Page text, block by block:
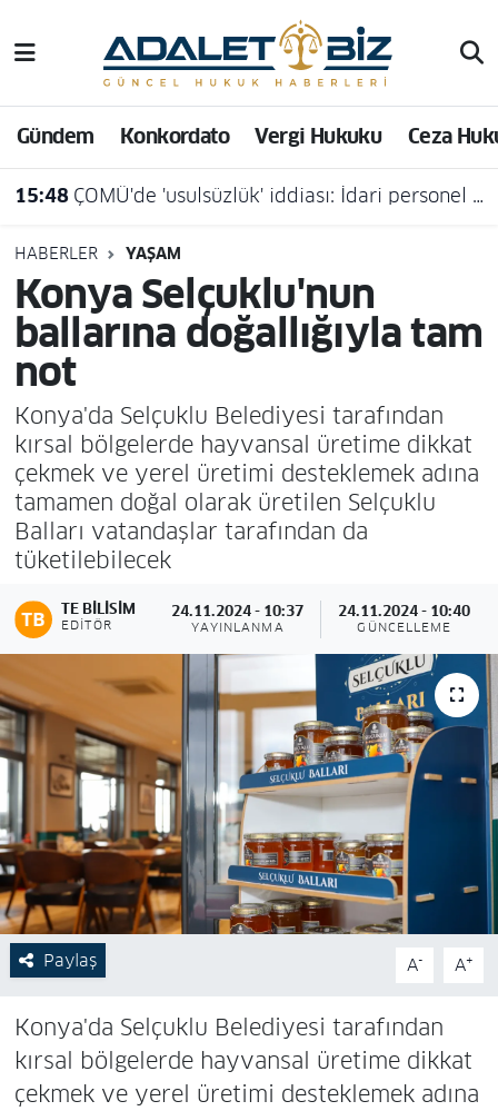
Gündem Konkordato Vergi Hukuku Ceza
15:48 ÇOMÜ'de 'usulsüzlük' iddiası: İdari personel açığa alındı
HABERLER YAŞAM
Konya Selçuklu'nun
ballarına doğallığıyla tam
not
Konya'da Selçuklu Belediyesi tarafından
kırsal bölgelerde hayvansal üretime dikkat
çekmek ve yerel üretimi desteklemek adına
tamamen doğal olarak üretilen Selçuklu
Balları vatandaşlar tarafından da
tüketilebilecek
TE BILISIM
EDITÖR
24.11.2024 - 10:37
YAYINLANMA
24.11.2024 - 10:40
GÜNCELLEME
Paylaş A- A+
Konya'da Selçuklu Belediyesi tarafından
kırsal bölgelerde hayvansal üretime dikkat
çekmek ve yerel üretimi desteklemek adına
Hava Durumu
Trafik Durumu
Süper Lig Puan Durumu ve Fikstür
Tüm Manşetler
Son Dakika Haberleri
Haber Arşivi